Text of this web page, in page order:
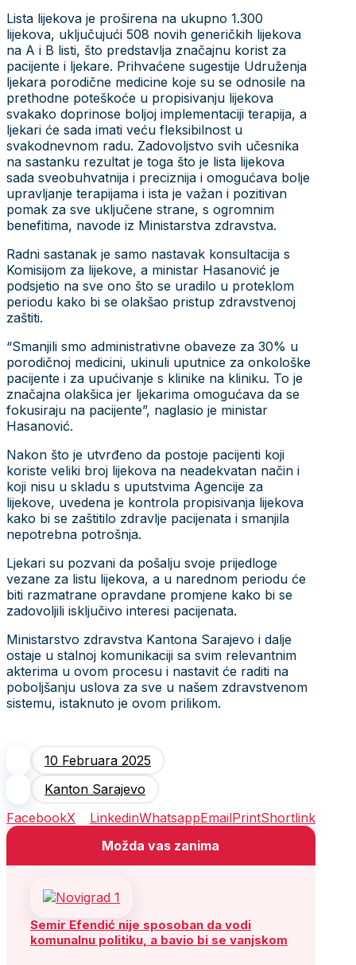
Lista lijekova je proširena na ukupno 1.300
lijekova, uključujući 508 novih generičkih lijekova
na A i B listi, što predstavlja značajnu korist za
pacijente i ljekare. Prihvaćene sugestije Udruženja
ljekara porodične medicine koje su se odnosile na
prethodne poteškoće u propisivanju lijekova
svakako doprinose boljoj implementaciji terapija, a
ljekari će sada imati veću fleksibilnost u
svakodnevnom radu. Zadovoljstvo svih učesnika
na sastanku rezultat je toga što je lista lijekova
sada sveobuhvatnija i preciznija i omogućava bolje
upravljanje terapijama i ista je važan i pozitivan
pomak za sve uključene strane, s ogromnim
benefitima, navode iz Ministarstva zdravstva.
Radni sastanak je samo nastavak konsultacija s
Komisijom za lijekove, a ministar Hasanović je
podsjetio na sve ono što se uradilo u proteklom
periodu kako bi se olakšao pristup zdravstvenoj
zaštiti.
“Smanjili smo administrativne obaveze za 30% u
porodičnoj medicini, ukinuli uputnice za onkološke
pacijente i za upućivanje s klinike na kliniku. To je
značajna olakšica jer ljekarima omogućava da se
fokusiraju na pacijente”, naglasio je ministar
Hasanović.
Nakon što je utvrđeno da postoje pacijenti koji
koriste veliki broj lijekova na neadekvatan način i
koji nisu u skladu s uputstvima Agencije za
lijekove, uvedena je kontrola propisivanja lijekova
kako bi se zaštitilo zdravlje pacijenata i smanjila
nepotrebna potrošnja.
Ljekari su pozvani da pošalju svoje prijedloge
vezane za listu lijekova, a u narednom periodu će
biti razmatrane opravdane promjene kako bi se
zadovoljili isključivo interesi pacijenata.
Ministarstvo zdravstva Kantona Sarajevo i dalje
ostaje u stalnoj komunikaciji sa svim relevantnim
akterima u ovom procesu i nastavit će raditi na
poboljšanju uslova za sve u našem zdravstvenom
sistemu, istaknuto je ovom prilikom.
10 Februara 2025
Kanton Sarajevo
FacebookX LinkedinWhatsappEmailPrintShortlink
Možda vas zanima
Semir Efendić nije sposoban da vodi
komunalnu politiku, a bavio bi se vanjskom